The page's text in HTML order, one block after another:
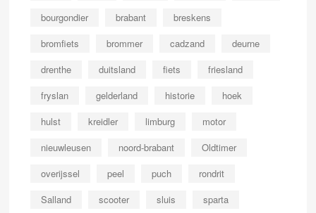
bourgondier
brabant
breskens
bromfiets
brommer cadzand
deurne
drenthe
duitsland fiets
friesland
fryslan
gelderland historie
hoek
hulst
kreidler limburg
motor
nieuwleusen
noord-brabant
Oldtimer
overijssel
peel puch
rondrit
Salland
scooter sluis
sparta